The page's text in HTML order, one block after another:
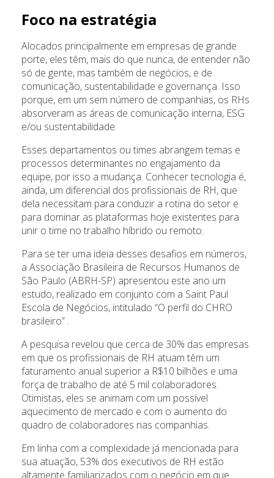
Foco na estratégia
Alocados principalmente em empresas de grande
porte, eles têm, mais do que nunca, de entender não
só de gente, mas também de negócios, e de
comunicação, sustentabilidade e governança. Isso
porque, em um sem número de companhias, os RHs
absorveram as áreas de comunicação interna, ESG
e/ou sustentabilidade.
Esses departamentos ou times abrangem temas e
processos determinantes no engajamento da
equipe, por isso a mudança. Conhecer tecnologia é,
ainda, um diferencial dos profissionais de RH, que
dela necessitam para conduzir a rotina do setor e
para dominar as plataformas hoje existentes para
unir o time no trabalho híbrido ou remoto.
Para se ter uma ideia desses desafios em números,
a Associação Brasileira de Recursos Humanos de
São Paulo (ABRH-SP) apresentou este ano um
estudo, realizado em conjunto com a Saint Paul
Escola de Negócios, intitulado “O perfil do CHRO
brasileiro” .
A pesquisa revelou que cerca de 30% das empresas
em que os profissionais de RH atuam têm um
faturamento anual superior a R$10 bilhões e uma
força de trabalho de até 5 mil colaboradores.
Otimistas, eles se animam com um possível
aquecimento de mercado e com o aumento do
quadro de colaboradores nas companhias.
Em linha com a complexidade já mencionada para
sua atuação, 53% dos executivos de RH estão
altamente familiarizados com o negócio em que